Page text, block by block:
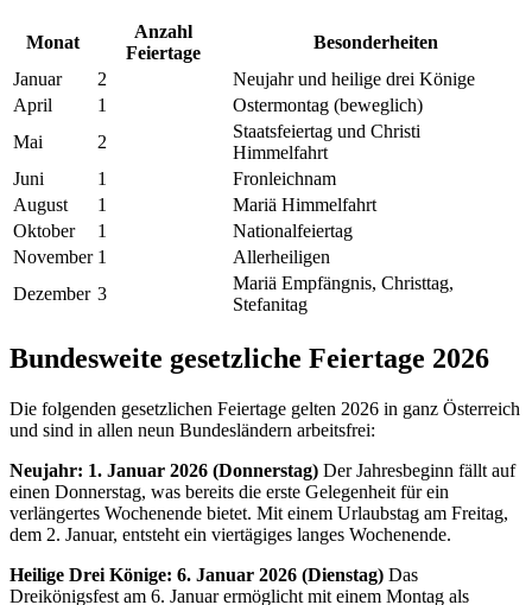
Monat
Anzahl
Feiertage
Besonderheiten
Januar
2
Neujahr und heilige drei Könige
April
1
Ostermontag (beweglich)
Mai
2
Staatsfeiertag und Christi
Himmelfahrt
Juni
1
Fronleichnam
August
1
Mariä Himmelfahrt
Oktober
1
Nationalfeiertag
November 1
Allerheiligen
Dezember 3
Mariä Empfängnis, Christtag,
Stefanitag
Bundesweite gesetzliche Feiertage 2026
Die folgenden gesetzlichen Feiertage gelten 2026 in ganz Österreich
und sind in allen neun Bundesländern arbeitsfrei:
Neujahr: 1. Januar 2026 (Donnerstag) Der Jahresbeginn fällt auf
einen Donnerstag, was bereits die erste Gelegenheit für ein
verlängertes Wochenende bietet. Mit einem Urlaubstag am Freitag,
dem 2. Januar, entsteht ein viertägiges langes Wochenende.
Heilige Drei Könige: 6. Januar 2026 (Dienstag) Das
Dreikönigsfest am 6. Januar ermöglicht mit einem Montag als